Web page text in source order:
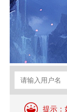
提示：